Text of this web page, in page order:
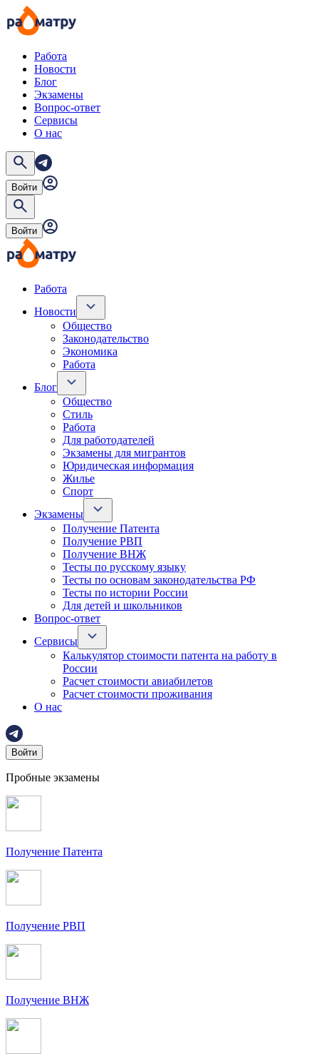
Работа
Новости
Блог
Экзамены
Вопрос-ответ
Сервисы
О нас
Войти
Войти
Работа
Новости
Общество
Законодательство
Экономика
Работа
Блог
Общество
Стиль
Работа
Для работодателей
Экзамены для мигрантов
Юридическая информация
Жилье
Спорт
Экзамены
Получение Патента
Получение РВП
Получение ВНЖ
Тесты по русскому языку
Тесты по основам законодательства РФ
Тесты по истории России
Для детей и школьников
Вопрос-ответ
Сервисы
Калькулятор стоимости патента на работу в
России
Расчет стоимости авиабилетов
Расчет стоимости проживания
О нас
Войти
Пробные экзамены
Получение Патента
Получение РВП
Получение ВНЖ